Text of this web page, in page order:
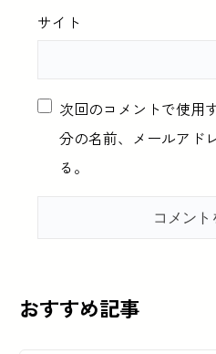
サイト
次回のコメントで使用
分の名前、メールアド
る。
おすすめ記事